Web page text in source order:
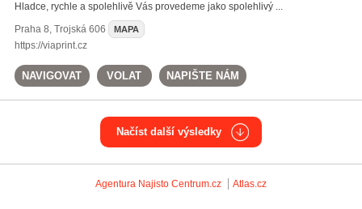
Hladce, rychle a spolehlivě Vás provedeme jako spolehlivý ...
Praha 8, Trojská 606 MAPA
https://viaprint.cz
NAVIGOVAT VOLAT NAPIŠTE NÁM
Načíst další výsledky
Agentura Najisto Centrum.cz Atlas.cz